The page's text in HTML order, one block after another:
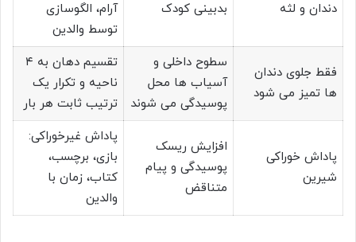
دندان و لثه
بدبینی کودک
آرام، الگوسازی
توسط والدین
فقط جلوی دندان
ها تمیز می شود
سطوح داخلی و
آسیاب ها محل
پوسیدگی می شوند
تقسیم دهان به ۴
ناحیه و تکرار یک
ترتیب ثابت هر بار
پاداش خوراکی
شیرین
افزایش ریسک
پوسیدگی و پیام
متناقض
پاداش غیرخوراکی:
بازی، برچسب،
کتاب، زمان با
والدین